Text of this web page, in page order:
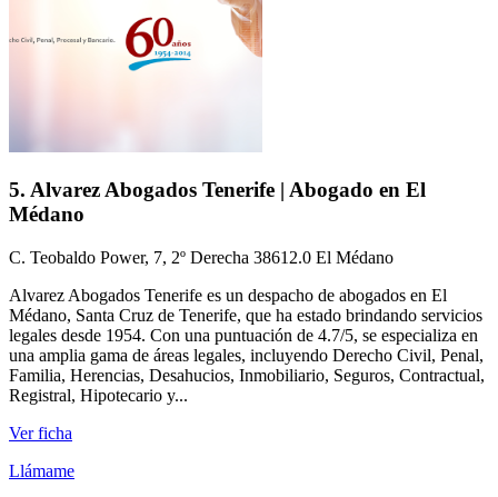
5. Alvarez Abogados Tenerife | Abogado en El
Médano
C. Teobaldo Power, 7, 2º Derecha 38612.0 El Médano
Alvarez Abogados Tenerife es un despacho de abogados en El
Médano, Santa Cruz de Tenerife, que ha estado brindando servicios
legales desde 1954. Con una puntuación de 4.7/5, se especializa en
una amplia gama de áreas legales, incluyendo Derecho Civil, Penal,
Familia, Herencias, Desahucios, Inmobiliario, Seguros, Contractual,
Registral, Hipotecario y...
Ver ficha
Llámame